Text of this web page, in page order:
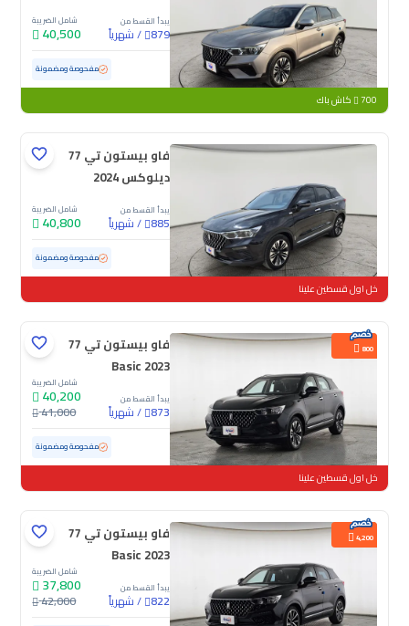
يبدأ القسط من
879
/شهرياً
شامل الضريبة
40,500
مستعملة 71,853 كم مفحوصة ومضمونة
700 كاش باك
فاو بيستون تي 77
ديلوكس 2024
يبدأ القسط من
885
/شهرياً
شامل الضريبة
40,800
مستعملة 26,198 كم ممشى قليل مفحوصة ومضمونة
خل اول قسطين علينا
800
فاو بيستون تي 77
Basic 2023
يبدأ القسط من
873
/شهرياً
شامل الضريبة
40,200
41,000
مستعملة 90,627 كم مفحوصة ومضمونة
خل اول قسطين علينا
4,200
فاو بيستون تي 77
Basic 2023
يبدأ القسط من
822
/شهرياً
شامل الضريبة
37,800
42,000